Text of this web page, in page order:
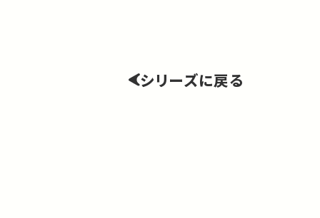
シリーズに戻る